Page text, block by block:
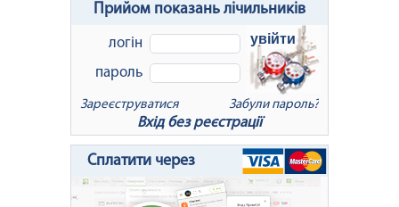
Прийом показань лічильників
логін
пароль
увійти
Зареєструватися Забули пароль?
Вхід без реєстрації
Відновлення пароля x
Для відновлення пароля введіть Ваш
логін або e-mail:
Сплатити через